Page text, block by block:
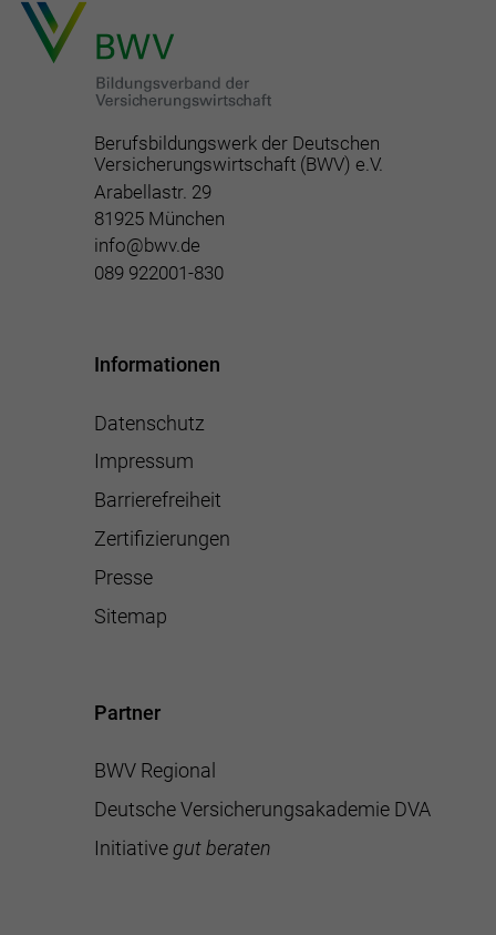
Berufsbildungswerk der Deutschen
Versicherungswirtschaft (BWV) e.V.
Arabellastr. 29
81925 München
info@bwv.de
089 922001-830
Informationen
Datenschutz
Impressum
Barrierefreiheit
Zertifizierungen
Presse
Sitemap
Partner
BWV Regional
Deutsche Versicherungsakademie DVA
Initiative gut beraten